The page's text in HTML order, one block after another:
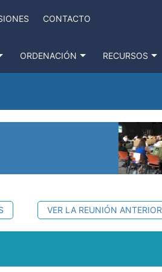
CONTACTO
ORDENACIÓN RECURSOS
VER LA REUNIÓN ANTERIOR